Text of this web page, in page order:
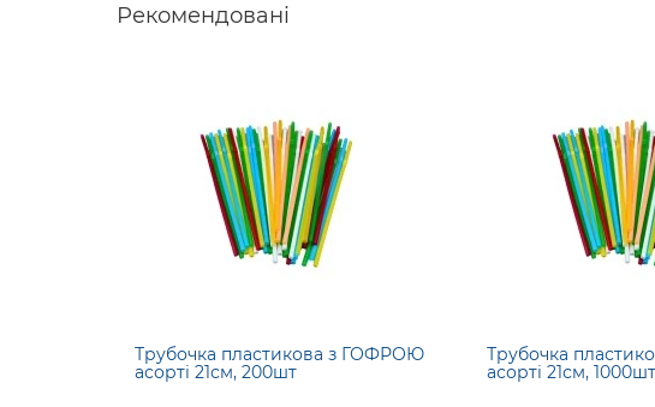
Рекомендовані
Трубочка пластикова з ГОФРОЮ
асорті 21см, 200шт
Трубочка
асорті 21см, 1000шт